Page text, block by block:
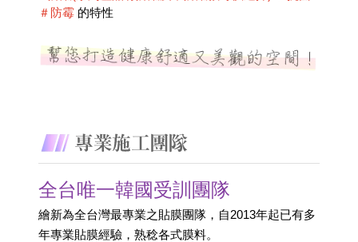
＃防霉 的特性
全台唯一韓國受訓團隊
繪新為全台灣最專業之貼膜團隊，自2013年起已有多
年專業貼膜經驗，熟稔各式膜料。